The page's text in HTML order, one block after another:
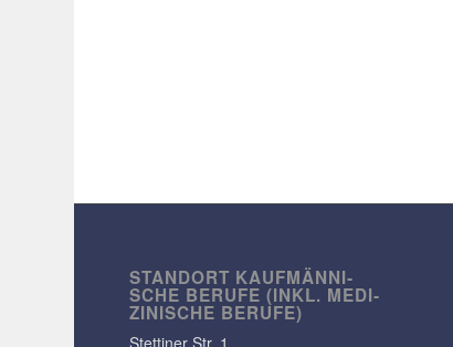
STANDORT KAUF­MÄN­NI­
SCHE BERUFE (INKL. MEDI­
ZI­NI­SCHE BERUFE)